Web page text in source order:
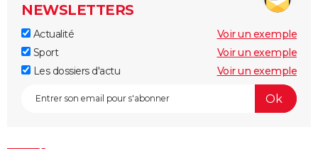
NEWSLETTERS
Actualité
Voir un exemple
Sport
Voir un exemple
Les dossiers d'actu
Voir un exemple